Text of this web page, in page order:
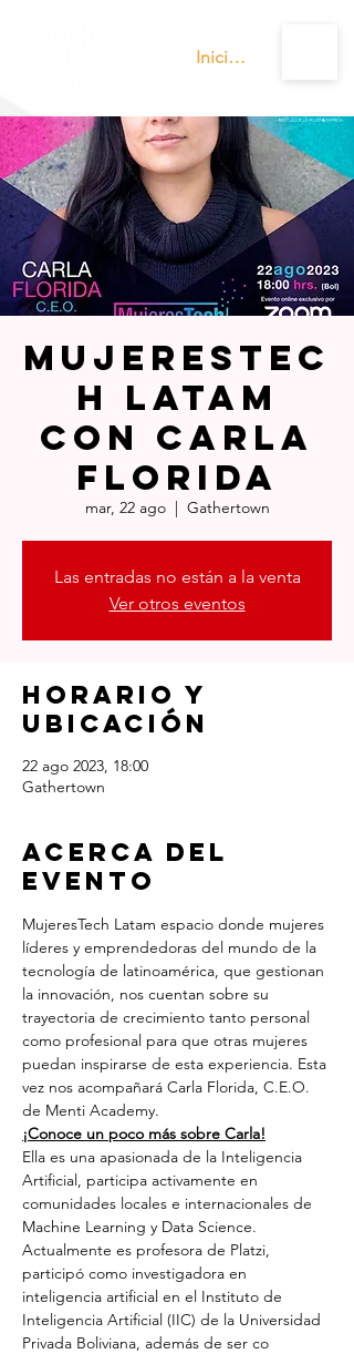
Iniciar sesión
MujeresTec
h Latam
con Carla
Florida
mar, 22 ago
  |
Gathertown
Las entradas no están a la venta
Ver otros eventos
Horario y
ubicación
22 ago 2023, 18:00
Gathertown
Acerca del
evento
MujeresTech Latam espacio donde mujeres
líderes y emprendedoras del mundo de la
tecnología de latinoamérica, que gestionan
la innovación, nos cuentan sobre su
trayectoria de crecimiento tanto personal
como profesional para que otras mujeres
puedan inspirarse de esta experiencia. Esta
vez nos acompañará Carla Florida, C.E.O.
de Menti Academy.
¡Conoce un poco más sobre Carla!
Ella es una apasionada de la Inteligencia
Artificial, participa activamente en
comunidades locales e internacionales de
Machine Learning y Data Science.
Actualmente es profesora de Platzi,
participó como investigadora en
inteligencia artificial en el Instituto de
Inteligencia Artificial (IIC) de la Universidad
Privada Boliviana, además de ser co